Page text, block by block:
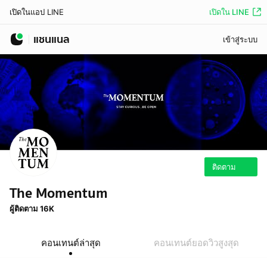
เปิดในแอป LINE เปิดใน LINE
แชนแนล เข้าสู่ระบบ
ติดตาม
The Momentum
ผู้ติดตาม 16K
คอนเทนต์ล่าสุด คอนเทนต์ยอดวิวสูงสุด